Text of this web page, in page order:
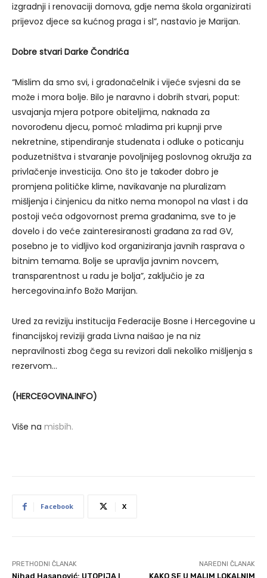
izgradnji i renovaciji domova, gdje nema škola organizirati
prijevoz djece sa kućnog praga i sl”, nastavio je Marijan.
Dobre stvari Darke Čondrića
“Mislim da smo svi, i gradonačelnik i vijeće svjesni da se
može i mora bolje. Bilo je naravno i dobrih stvari, poput:
usvajanja mjera potpore obiteljima, naknada za
novorođenu djecu, pomoć mladima pri kupnji prve
nekretnine, stipendiranje studenata i odluke o poticanju
poduzetništva i stvaranje povoljnijeg poslovnog okružja za
privlačenje investicija. Ono što je također dobro je
promjena političke klime, navikavanje na pluralizam
mišljenja i činjenicu da nitko nema monopol na vlast i da
postoji veća odgovornost prema građanima, sve to je
dovelo i do veće zainteresiranosti građana za rad GV,
posebno je to vidljivo kod organiziranja javnih rasprava o
bitnim temama. Bolje se upravlja javnim novcem,
transparentnost u radu je bolja”, zaključio je za
hercegovina.info Božo Marijan.
Ured za reviziju institucija Federacije Bosne i Hercegovine u
financijskoj reviziji grada Livna naišao je na niz
nepravilnosti zbog čega su revizori dali nekoliko mišljenja s
rezervom…
(HERCEGOVINA.INFO)
Više na misbih.
Facebook X
PRETHODNI ČLANAK
Nihad Hasanović: UTOPIJA I
NAREDNI ČLANAK
KAKO SE U MALIM LOKALNIM